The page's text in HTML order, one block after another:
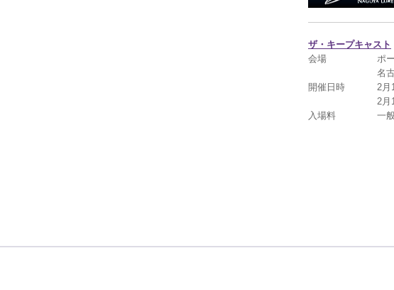
ザ・キープキャスト
会場
ポ
名
開催日時
2月
2月
入場料
一